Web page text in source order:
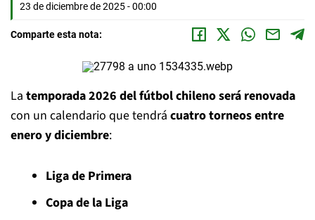
23 de diciembre de 2025 - 00:00
Comparte esta nota:
La temporada 2026 del fútbol chileno será renovada
con un calendario que tendrá cuatro torneos entre
enero y diciembre:
Liga de Primera
Copa de la Liga